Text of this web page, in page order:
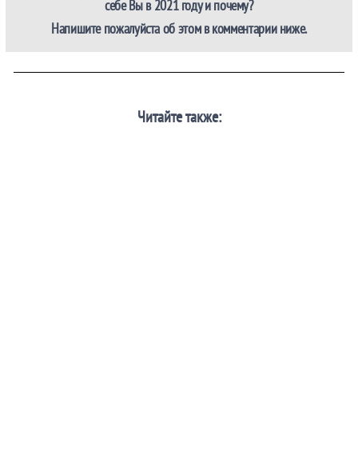
себе Вы в 2021 году и почему?
Напишите пожалуйста об этом в комментарии ниже.
Читайте также: